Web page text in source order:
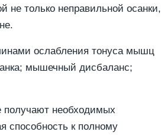
только неправильной осанки,
ослабления тонуса мышц
мышечный дисбаланс;
необходимых
способность к полному